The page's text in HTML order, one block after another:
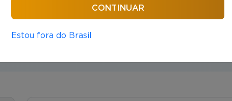
Cooperativismo, Arquitetura, Esporte e
Estou fora do Brasil